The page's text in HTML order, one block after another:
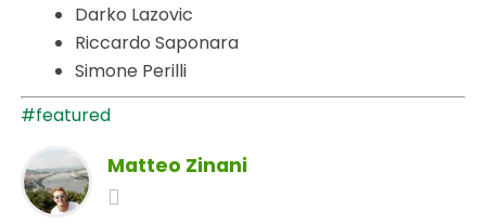
Darko Lazovic
Riccardo Saponara
Simone Perilli
#featured
Matteo Zinani